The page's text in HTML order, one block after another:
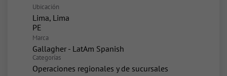
Ubicación
Lima, Lima
Marca
Gallagher - LatAm Spanish
Categorías
Operaciones regionales y de sucursales